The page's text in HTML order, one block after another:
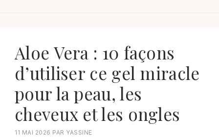
Aloe Vera : 10 façons
d’utiliser ce gel miracle
pour la peau, les
cheveux et les ongles
11 MAI 2026 PAR YASSINE